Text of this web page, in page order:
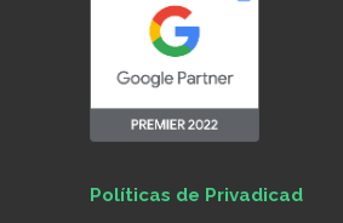
Políticas de Privadicad